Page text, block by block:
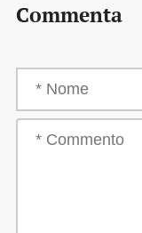
Commenta